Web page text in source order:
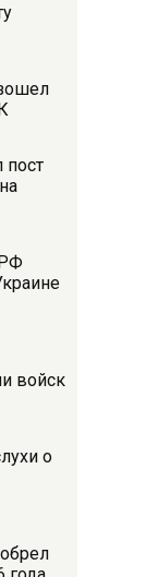
пост
войск
о